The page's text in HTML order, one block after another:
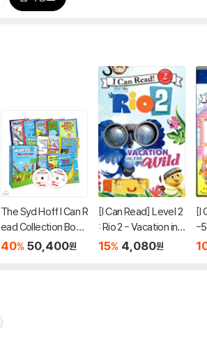
The Syd Hoff I Can R
ead Collection Box
Set
40% 50,400원
[I Can Read] Level 2
: Rio 2 - Vacation in t
he Wild
15% 4,080원
[I
-